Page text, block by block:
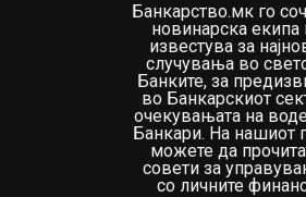
Банкарство.мк го
новинарска екипа
известува за
случувања во
Банките, за
во Банкарскиот
очекувањата на
Банкари. На нашиот
можете да
совети за
со личните